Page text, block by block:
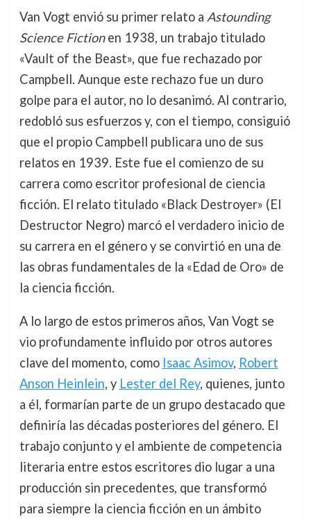
Van Vogt envió su primer relato a Astounding
Science Fictionen 1938, un trabajo titulado
«Vault of the Beast», que fue rechazado por
Campbell. Aunque este rechazo fue un duro
golpe para el autor, no lo desanimó. Al contrario,
redobló sus esfuerzos y, con el tiempo, consiguió
que el propio Campbell publicara uno de sus
relatos en 1939. Este fue el comienzo de su
carrera como escritor profesional de ciencia
ficción. El relato titulado «Black Destroyer» (El
Destructor Negro) marcó el verdadero inicio de
su carrera en el género y se convirtió en una de
las obras fundamentales de la «Edad de Oro» de
la ciencia ficción.
A lo largo de estos primeros años, Van Vogt se
vio profundamente influido por otros autores
clave del momento, como Isaac Asimov, Robert
Anson Heinlein, y Lester del Rey, quienes, junto
a él, formarían parte de un grupo destacado que
definiría las décadas posteriores del género. El
trabajo conjunto y el ambiente de competencia
literaria entre estos escritores dio lugar a una
producción sin precedentes, que transformó
para siempre la ciencia ficción en un ámbito